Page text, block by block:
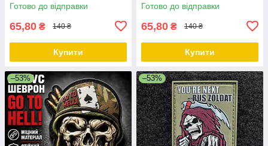
Готово до відправки
65,80 ₴ 140 ₴
Купити
Готово до відправки
65,80 ₴ 140 ₴
Купити
–53% –53%